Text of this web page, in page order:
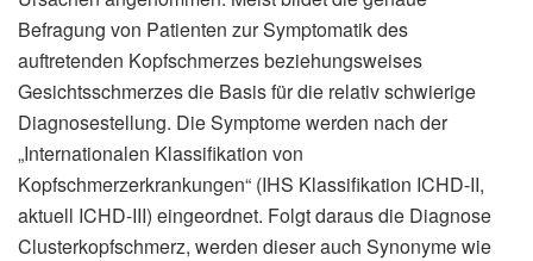
Befragung von Patienten zur Symptomatik des
auftretenden Kopfschmerzes beziehungsweises
Gesichtsschmerzes die Basis für die relativ schwierige
Diagnosestellung. Die Symptome werden nach der
„Internationalen Klassifikation von
Kopfschmerzerkrankungen“ (IHS Klassifikation ICHD-II,
aktuell ICHD-III) eingeordnet. Folgt daraus die Diagnose
Clusterkopfschmerz, werden dieser auch Synonyme wie